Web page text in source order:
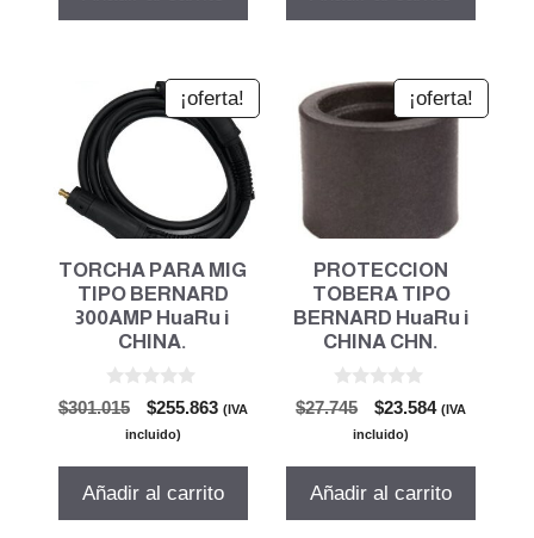
¡oferta!
TORCHA PARA MIG
TIPO BERNARD
300AMP HuaRu i
CHINA.
0
d
$301.015
El
precio
era:
$255.863El(IVA
incluido)
Añadir al carrito
¡oferta!
PROTECCION
TOBERA TIPO
BERNARD HuaRu i
CHINA CHN.
0
d
$27.745
El
precio
era:
$23.584El(IVA
incluido)
Añadir al carrito